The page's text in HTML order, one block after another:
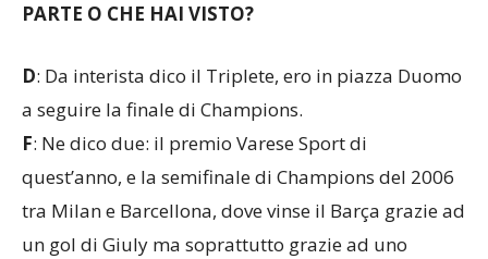
PARTE O CHE HAI VISTO?
D: Da interista dico il Triplete, ero in piazza Duomo
a seguire la finale di Champions.
F: Ne dico due: il premio Varese Sport di
quest’anno, e la semifinale di Champions del 2006
tra Milan e Barcellona, dove vinse il Barça grazie ad
un gol di Giuly ma soprattutto grazie ad uno